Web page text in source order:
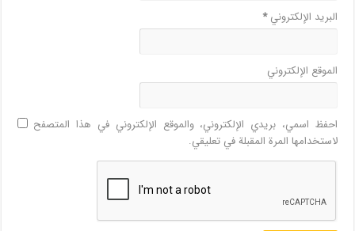
البريد الإلكتروني*
الموقع الإلكتروني
احفظ اسمي، بريدي الإلكتروني، والموقع الإلكتروني في هذا المتصفح
لاستخدامها المرة المقبلة في تعليقي.